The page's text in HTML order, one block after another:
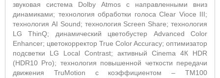
звуковая система Dolby Atmos с направленными вниз
динамиками; технология обработки голоса Clear Vioce III;
технология AI Sound; технология Screen Share; технология
LG ThinQ; динамический цветобустер Advanced Color
Enhancer; цветокорректор True Color Accuracy; оптимизатор
подсветки LG Local Contrast; активный Cinema 4К HDR
(HDR10 Pro); технология повышенной четкости передачи
движения TruMotion с коэффициентом – TM100